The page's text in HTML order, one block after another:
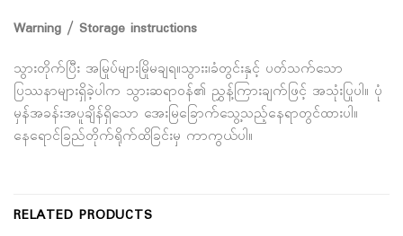
Warning / Storage instructions
သွားတိုက်ပြီး အမြုပ်များမြိုမချရ။သွားး၊ခံတွင်းနှင့် ပတ်သက်သော
ပြဿနာများရှိခဲ့ပါက သွားဆရာ၀န်၏ ညွှန့်ကြားချက်ဖြင့် အသုံးပြုပါ။ ပုံ
မှန်အခန်းအပူချိန်ရှိသော အေးမြခြောက်သွေ့သည့်နေရာတွင်ထားပါ။
နေရောင်ခြည်တိုက်ရိုက်ထိခြင်းမှ ကာကွယ်ပါ။
RELATED PRODUCTS